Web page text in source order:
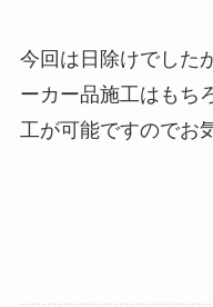
今回は日除けでした
ーカー品施工はもち
工が可能ですのでお